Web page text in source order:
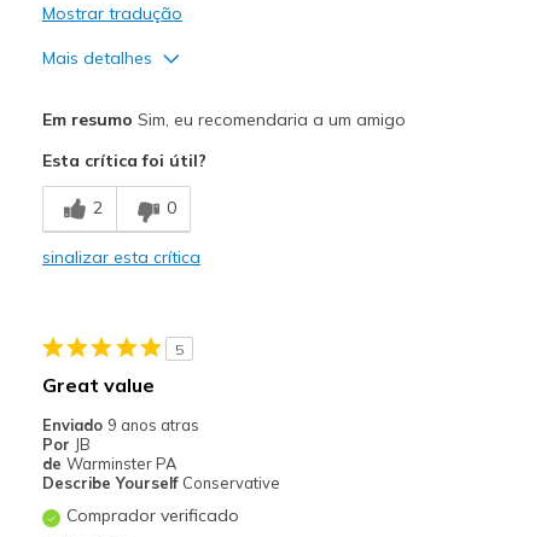
Mostrar tradução
Mais detalhes
Durable
Contras
High Quality
Casual Wear
Sizing
View On Shoes
Shoes are for Wearing
Em resumo Sim, eu recomendaria a um amigo
Esta crítica foi útil?
2 0
sinalizar esta crítica
5
Great value
Enviado 9 anos atras
Por JB
de Warminster PA
Describe Yourself Conservative
Comprador verificado